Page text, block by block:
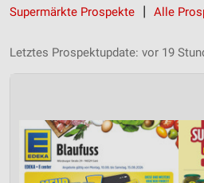
Supermärkte Prospekte
Alle
Letztes Prospektupdate: vor 19